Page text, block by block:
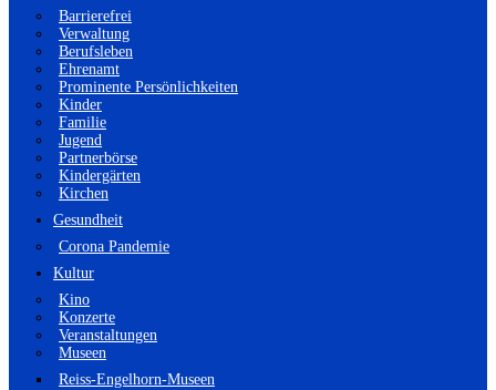
Barrierefrei
Verwaltung
Berufsleben
Ehrenamt
Prominente Persönlichkeiten
Kinder
Familie
Jugend
Partnerbörse
Kindergärten
Kirchen
Gesundheit
Corona Pandemie
Kultur
Kino
Konzerte
Veranstaltungen
Museen
Reiss-Engelhorn-Museen